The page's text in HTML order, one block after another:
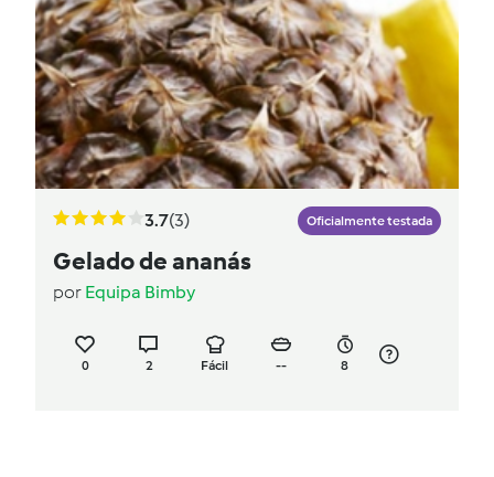
3.7(3) Oficialmente testada
Gelado de ananás
por Equipa Bimby
0 2 Fácil -- 8